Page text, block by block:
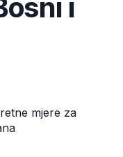
i
mjere za